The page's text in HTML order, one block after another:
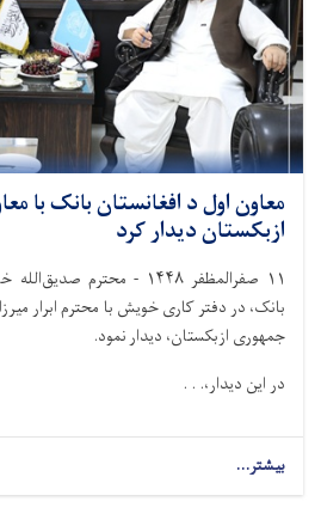
معاون اول د افغانستان بانک با
ازبکستان دیدار کرد
۱۱ صفرالمظفر ۱۴۴۸ - محترم صدیق‌الله
بانک، در دفتر کاری خویش با محترم ابرار
جمهوری ازبکستان، دیدار نمود.
در این دیدار،. . .
بیشتر...